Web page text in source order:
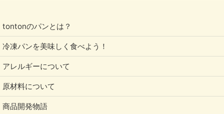
tontonのパンとは？
冷凍パンを美味しく食べよう！
アレルギーについて
原材料について
商品開発物語